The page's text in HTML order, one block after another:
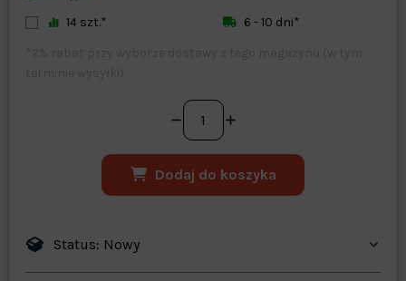
14 szt.*
6 - 10 dni*
Dodaj do koszyka
Status: Nowy